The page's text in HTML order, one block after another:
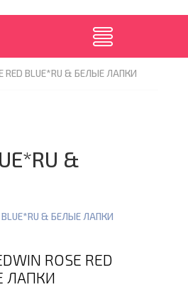
RED BLUE*RU & БЕЛЫЕ ЛАПКИ
&
BLUE*RU & БЕЛЫЕ ЛАПКИ
ROSE RED
ЛАПКИ